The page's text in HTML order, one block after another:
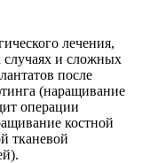
лечения,
и сложных
после
(наращивание
операции
костной
тканевой